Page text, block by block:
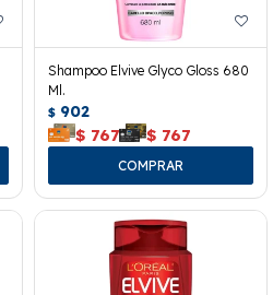
Shampoo Elvive Glyco Gloss 680
Ml.
$ 902
$ 767 $ 767